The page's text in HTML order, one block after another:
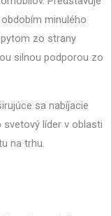
minulého
zo strany
silnou podporou zo
sa nabíjacie
svetový líder v oblasti
na trhu.